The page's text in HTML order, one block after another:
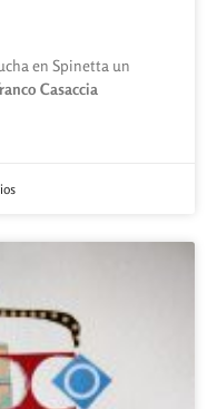
en Spinetta un
Casaccia